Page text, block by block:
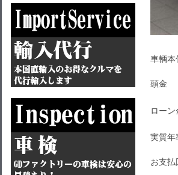
車輌
頭
ロ
実
お支